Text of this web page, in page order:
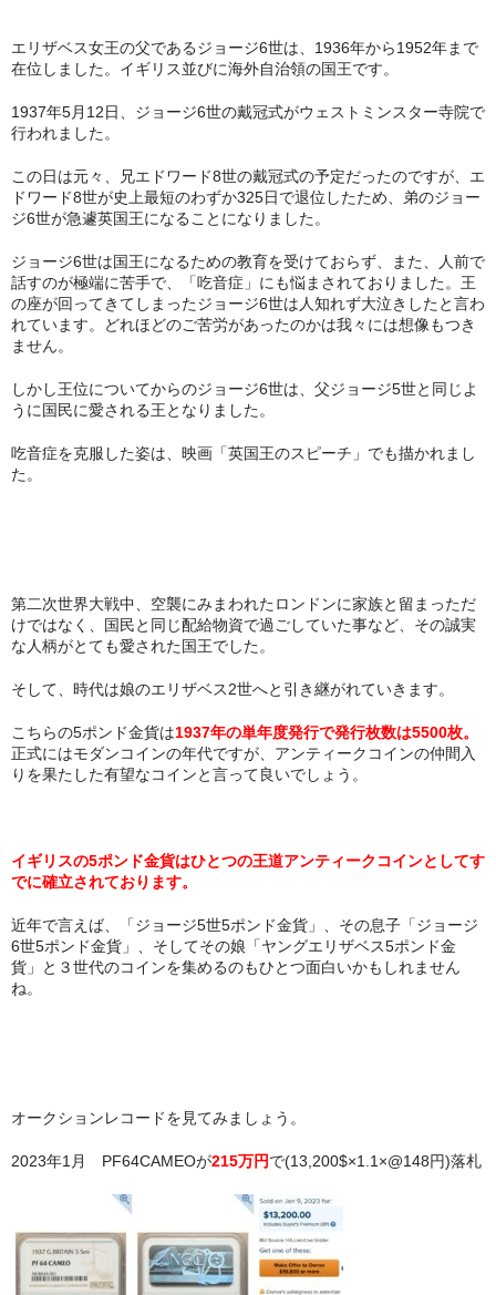
エリザベス女王の父であるジョージ6世は、1936年から1952年まで
在位しました。イギリス並びに海外自治領の国王です。
1937年5月12日、ジョージ6世の戴冠式がウェストミンスター寺院で
行われました。
この日は元々、兄エドワード8世の戴冠式の予定だったのですが、エ
ドワード8世が史上最短のわずか325日で退位したため、弟のジョー
ジ6世が急遽英国王になることになりました。
ジョージ6世は国王になるための教育を受けておらず、また、人前で
話すのが極端に苦手で、「吃音症」にも悩まされておりました。王
の座が回ってきてしまったジョージ6世は人知れず大泣きしたと言わ
れています。どれほどのご苦労があったのかは我々には想像もつき
ません。
しかし王位についてからのジョージ6世は、父ジョージ5世と同じよ
うに国民に愛される王となりました。
吃音症を克服した姿は、映画「英国王のスピーチ」でも描かれまし
た。
第二次世界大戦中、空襲にみまわれたロンドンに家族と留まっただ
けではなく、国民と同じ配給物資で過ごしていた事など、その誠実
な人柄がとても愛された国王でした。
そして、時代は娘のエリザベス2世へと引き継がれていきます。
こちらの5ポンド金貨は1937年の単年度発行で発行枚数は5500枚。
正式にはモダンコインの年代ですが、アンティークコインの仲間入
りを果たした有望なコインと言って良いでしょう。
イギリスの5ポンド金貨はひとつの王道アンティークコインとしてす
でに確立されております。
近年で言えば、「ジョージ5世5ポンド金貨」、その息子「ジョージ
6世5ポンド金貨」、そしてその娘「ヤングエリザベス5ポンド金
貨」と３世代のコインを集めるのもひとつ面白いかもしれません
ね。
オークションレコードを見てみましょう。
2023年1月 PF64CAMEOが215万円で(13,200$×1.1×@148円)落札